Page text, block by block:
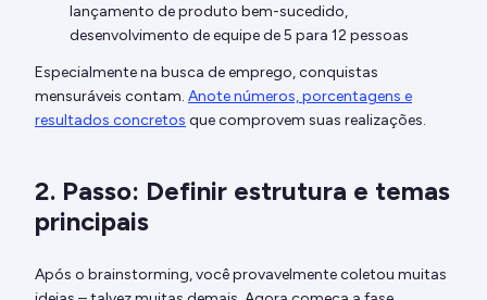
lançamento de produto bem-sucedido,
desenvolvimento de equipe de 5 para 12 pessoas
Especialmente na busca de emprego, conquistas
mensuráveis contam. Anote números, porcentagens e
resultados concretos que comprovem suas realizações.
2. Passo: Definir estrutura e temas
principais
Após o brainstorming, você provavelmente coletou muitas